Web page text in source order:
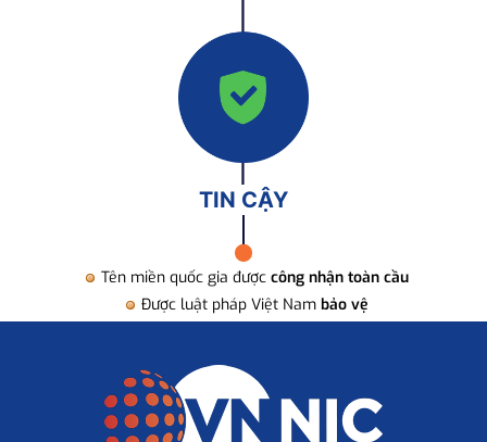
TIN CẬY
Tên miền quốc gia được công nhận toàn cầu
Được luật pháp Việt Nam bảo vệ